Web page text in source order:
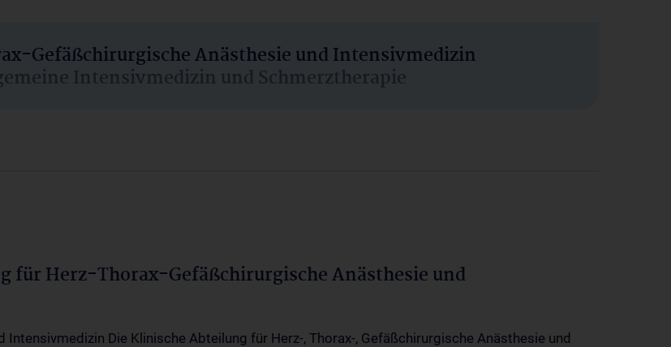
Gefäßchirurgische Anästhesie und Intensivmedizin
Intensivmedizin und Schmerztherapie
für Herz-Thorax-Gefäßchirurgische Anästhesie und
Die Klinische Abteilung für Herz-, Thorax-, Gefäßchirurgische Anästhesie und